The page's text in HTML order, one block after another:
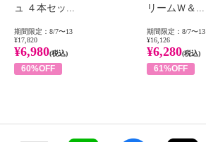
ュ ４本セッ...
期間限定：8/7〜13
¥17,820
¥6,980(税込)
60%OFF
リームＷ＆...
期間限定：8/7〜13
¥16,126
¥6,280(税込)
61%OFF